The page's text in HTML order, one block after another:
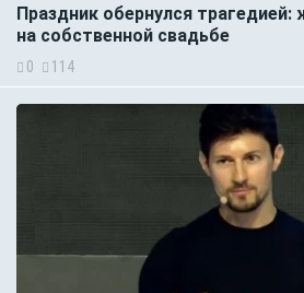
Праздник обернулся трагедией:
на собственной свадьбе
0 114